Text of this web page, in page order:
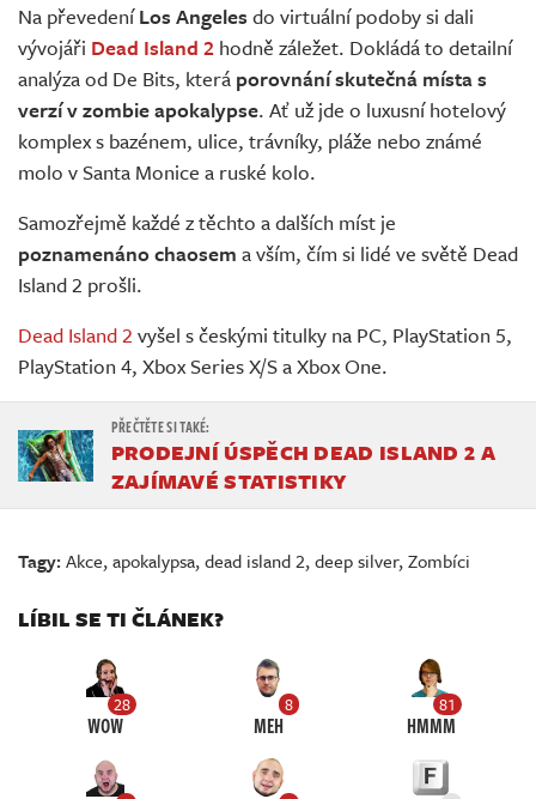
Na převedeníLos Angeles do virtuální podoby si dali
vývojáři Dead Island 2 hodně záležet. Dokládá to detailní
analýza od De Bits, která porovnání skutečná místa s
verzí v zombie apokalypse. Ať už jde o luxusní hotelový
komplex s bazénem, ulice, trávníky, pláže nebo známé
molo v Santa Monice a ruské kolo.
Samozřejmě každé z těchto a dalších míst je
poznamenáno chaosem a vším, čím si lidé ve světě Dead
Island 2 prošli.
Dead Island 2 vyšel s českými titulky na PC, PlayStation 5,
PlayStation 4, Xbox Series X/S a Xbox One.
PRODEJNÍ ÚSPĚCH DEAD ISLAND 2 A
ZAJÍMAVÉ STATISTIKY
Tagy:Akce,apokalypsa,dead island 2,deep silver,Zombíci
LÍBIL SE TI ČLÁNEK?
28
WOW
8
MEH
81
HMMM